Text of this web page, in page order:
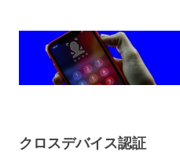
クロスデバイス認証